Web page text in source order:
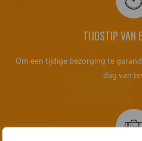
TIJDSTIP VAN
Om een tijdige bezorging te
dag van